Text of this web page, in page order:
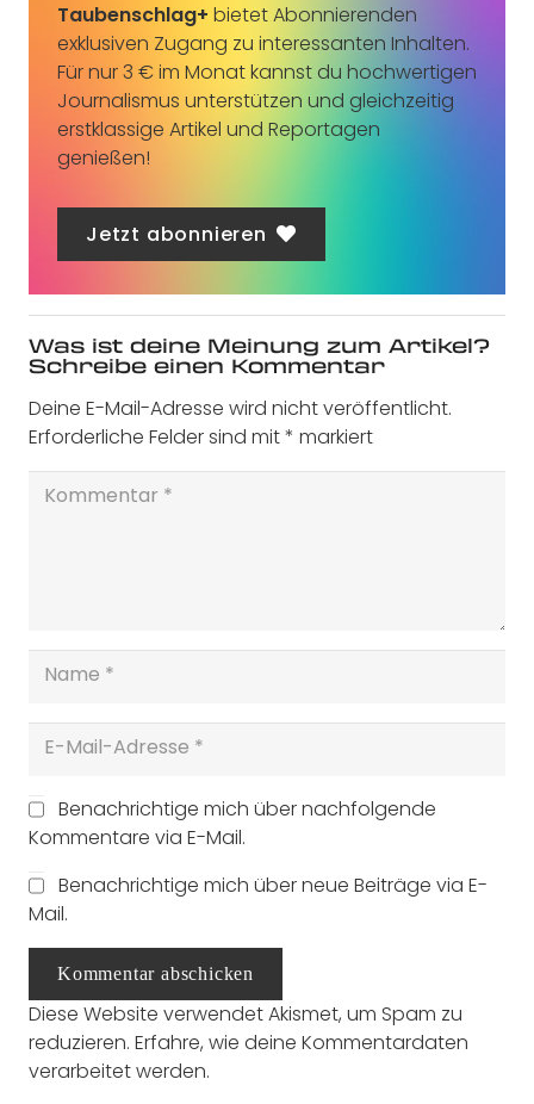
Taubenschlag+ bietet Abonnierenden
exklusiven Zugang zu interessanten Inhalten.
Für nur 3 € im Monat kannst du hochwertigen
Journalismus unterstützen und gleichzeitig
erstklassige Artikel und Reportagen
genießen!
Jetzt abonnieren
Was ist deine Meinung zum Artikel?
Schreibe einen Kommentar
Deine E-Mail-Adresse wird nicht veröffentlicht.
Erforderliche Felder sind mit* markiert
Benachrichtige mich über nachfolgende
Kommentare via E-Mail.
Benachrichtige mich über neue Beiträge via E-
Mail.
Kommentar abschicken
Diese Website verwendet Akismet, um Spam zu
reduzieren. Erfahre, wie deine Kommentardaten
verarbeitet werden.